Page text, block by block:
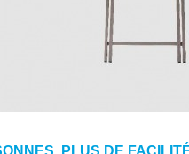
PLUS DE